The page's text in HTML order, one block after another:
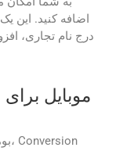
درج نام تجاری،